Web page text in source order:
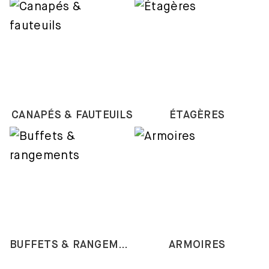
CANAPÉS & FAUTEUILS ÉTAGÈRES
BUFFETS & RANGEMENTS ARMOIRES